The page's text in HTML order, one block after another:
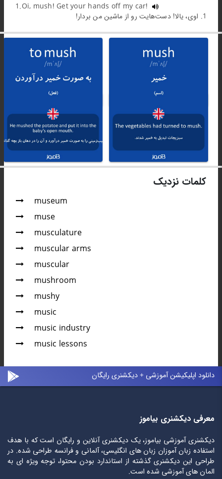
1.Oi, mush! Get your hands off my car!
1. اوی، یالا! دست‌هایت رو از ماشین من بردار!
کلمات نزدیک
museum
muse
musculature
muscular arms
muscular
mushroom
mushy
music
music industry
music lessons
دانلود اپلیکیشن آموزشی + دیکشنری رایگان
معرفی دیکشنری بیاموز
دیکشنری آموزشی بیاموز، یک دیکشنری آنلاین و رایگان است که با هدف
استفاده زبان آموزان زبان های انگلیسی، آلمانی و فرانسه طراحی شده. در
طراحی این دیکشنری گذشته از استاندارد بودن محتوا، توجه ویژه ای به
المان های آموزشی شده است.